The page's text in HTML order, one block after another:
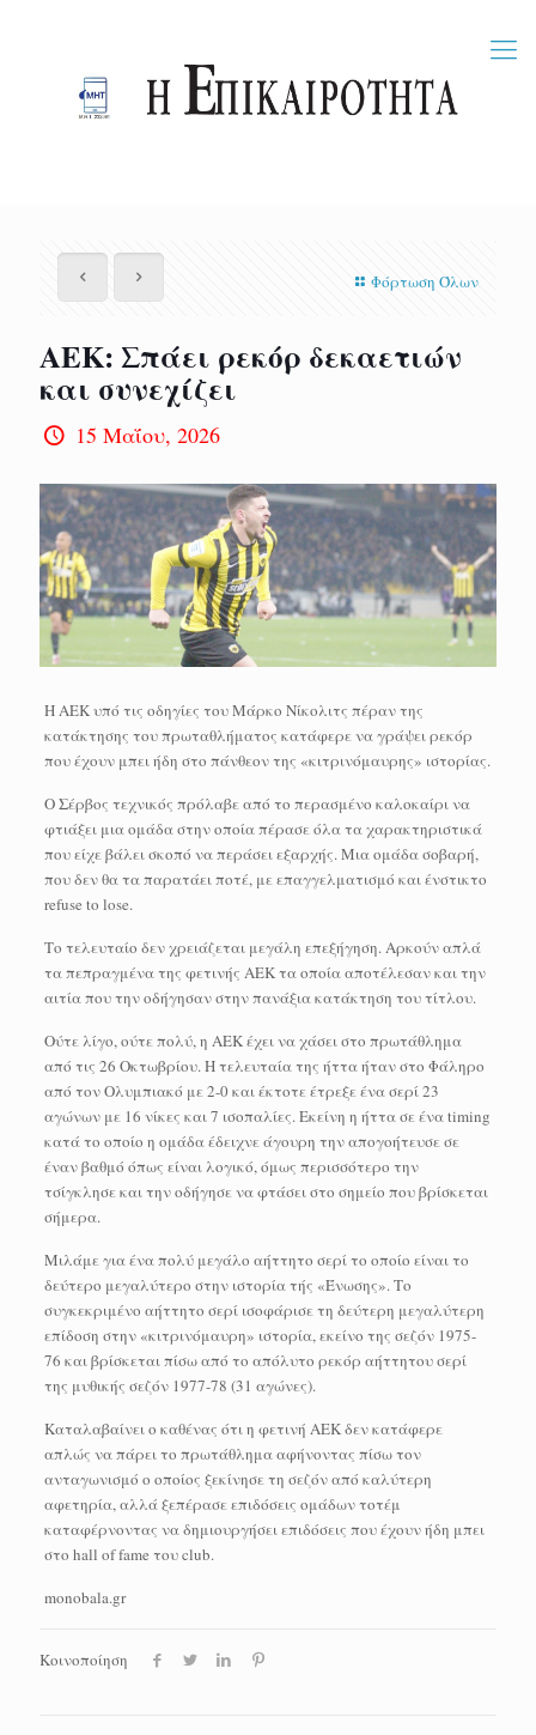
Φόρτωση Όλων
ΑΕΚ: Σπάει ρεκόρ δεκαετιών
και συνεχίζει
15 Μαΐου, 2026
Η ΑΕΚ υπό τις οδηγίες του Μάρκο Νίκολιτς πέραν της
κατάκτησης του πρωταθλήματος κατάφερε να γράψει ρεκόρ
που έχουν μπει ήδη στο πάνθεον της «κιτρινόμαυρης» ιστορίας.
Ο Σέρβος τεχνικός πρόλαβε από το περασμένο καλοκαίρι να
φτιάξει μια ομάδα στην οποία πέρασε όλα τα χαρακτηριστικά
που είχε βάλει σκοπό να περάσει εξαρχής. Μια ομάδα σοβαρή,
που δεν θα τα παρατάει ποτέ, με επαγγελματισμό και ένστικτο
refuse to lose.
Το τελευταίο δεν χρειάζεται μεγάλη επεξήγηση. Αρκούν απλά
τα πεπραγμένα της φετινής ΑΕΚ τα οποία αποτέλεσαν και την
αιτία που την οδήγησαν στην πανάξια κατάκτηση του τίτλου.
Ούτε λίγο, ούτε πολύ, η ΑΕΚ έχει να χάσει στο πρωτάθλημα
από τις 26 Οκτωβρίου. Η τελευταία της ήττα ήταν στο Φάληρο
από τον Ολυμπιακό με 2-0 και έκτοτε έτρεξε ένα σερί 23
αγώνων με 16 νίκες και 7 ισοπαλίες. Εκείνη η ήττα σε ένα timing
κατά το οποίο η ομάδα έδειχνε άγουρη την απογοήτευσε σε
έναν βαθμό όπως είναι λογικό, όμως περισσότερο την
τσίγκλησε και την οδήγησε να φτάσει στο σημείο που βρίσκεται
σήμερα.
Μιλάμε για ένα πολύ μεγάλο αήττητο σερί το οποίο είναι το
δεύτερο μεγαλύτερο στην ιστορία τής «Ένωσης». Το
συγκεκριμένο αήττητο σερί ισοφάρισε τη δεύτερη μεγαλύτερη
επίδοση στην «κιτρινόμαυρη» ιστορία, εκείνο της σεζόν 1975-
76 και βρίσκεται πίσω από το απόλυτο ρεκόρ αήττητου σερί
της μυθικής σεζόν 1977-78 (31 αγώνες).
Καταλαβαίνει ο καθένας ότι η φετινή ΑΕΚ δεν κατάφερε
απλώς να πάρει το πρωτάθλημα αφήνοντας πίσω τον
ανταγωνισμό ο οποίος ξεκίνησε τη σεζόν από καλύτερη
αφετηρία, αλλά ξεπέρασε επιδόσεις ομάδων τοτέμ
καταφέρνοντας να δημιουργήσει επιδόσεις που έχουν ήδη μπει
στο hall of fame του club.
monobala.gr
Κοινοποίηση